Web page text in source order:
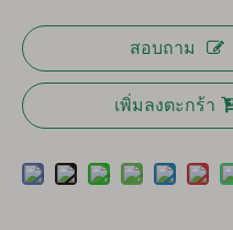
สอบถาม
เพิ่มลงตะกร้า